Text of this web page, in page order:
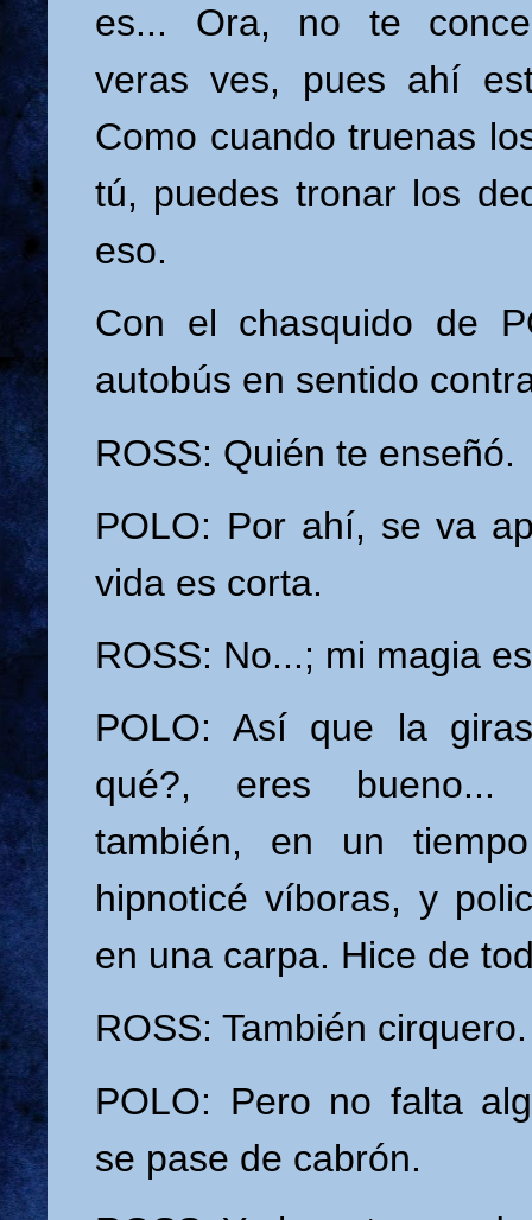
es... Ora, no te
veras ves, pues ahí
Como cuando truenas
tú, puedes tronar los
eso.
Con el chasquido de
autobús en sentido
ROSS: Quién te enseñó.
POLO: Por ahí, se va
vida es corta.
ROSS: No...; mi magia
POLO: Así que la
qué?, eres bueno...
también, en un
hipnoticé víboras, y
en una carpa. Hice de
ROSS: También cirquero.
POLO: Pero no falta
se pase de cabrón.